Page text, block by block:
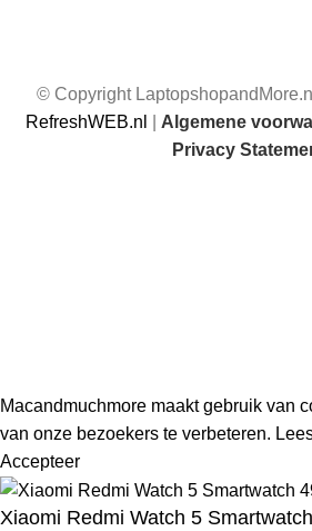
© Copyright
RefreshWEB.nl
Algemene
Privacy
Macandmuchmore maakt gebruik van
van onze bezoekers te verbeteren.
Accepteer
Xiaomi Redmi Watch 5